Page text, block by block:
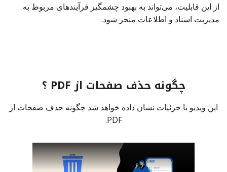
از این قابلیت، می‌تواند به بهبود چشمگیر فرآیندهای مربوط به
مدیریت اسناد و اطلاعات منجر شود.
چگونه حذف صفحات از PDF ؟
این ویدیو با جزئیات نشان داده خواهد شد چگونه حذف صفحات از
PDF.